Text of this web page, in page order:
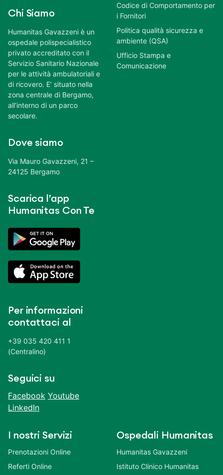
Chi Siamo
Humanitas Gavazzeni è un
ospedale polispecialistico
privato accreditato con il
Servizio Sanitario Nazionale
per le attività ambulatoriali e
di ricovero. E’ situato nella
zona centrale di Bergamo,
all’interno di un parco
secolare.
Dove siamo
Via Mauro Gavazzeni, 21 –
24125 Bergamo
Scarica l’app
Humanitas Con Te
Per informazioni
contattaci al
+39 035 420 411 1
(Centralino)
Seguici su
Facebook Youtube
LinkedIn
Codice di Comportamento per
i Fornitori
Politica qualità sicurezza e
ambiente (QSA)
Ufficio Stampa e
Comunicazione
I nostri Servizi
Prenotazioni Online
Referti Online
Ospedali Humanitas
Humanitas Gavazzeni
Istituto Clinico Humanitas